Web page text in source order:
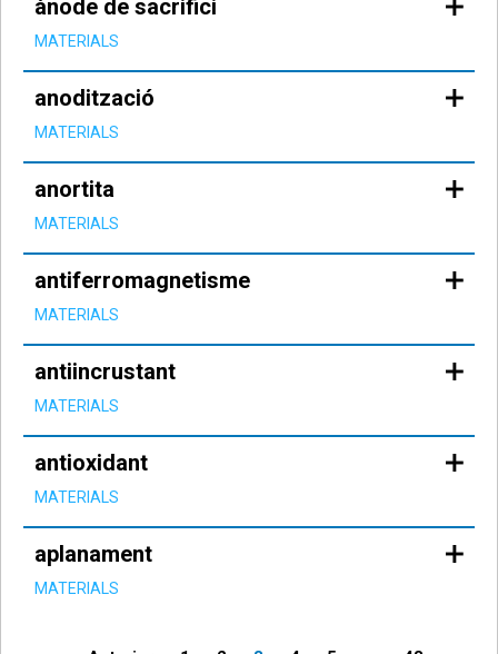
ànode de sacrifici
MATERIALS
anodització
MATERIALS
anortita
MATERIALS
antiferromagnetisme
MATERIALS
antiincrustant
MATERIALS
antioxidant
MATERIALS
aplanament
MATERIALS